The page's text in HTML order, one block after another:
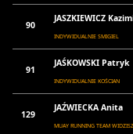
90
JASZKIEWICZ
INDYWIDUALNIE SMIGIEL
91
JAŚKOWSKI Patryk
INDYWIDUALNIE KOŚCIAN
129
JAŹWIECKA Anita
MUAY RUNNING TEAM